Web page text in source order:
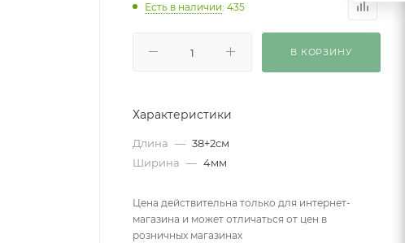
Есть в наличии: 435
В КОРЗИНУ
Характеристики
Длина — 38+2см
Ширина — 4мм
Цена действительна только для интернет-
магазина и может отличаться от цен в
розничных магазинах